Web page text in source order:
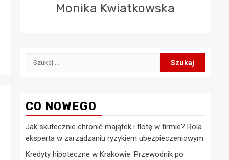
Monika Kwiatkowska
Szukaj:
CO NOWEGO
Jak skutecznie chronić majątek i flotę w firmie? Rola
eksperta w zarządzaniu ryzykiem ubezpieczeniowym
Kredyty hipoteczne w Krakowie: Przewodnik po